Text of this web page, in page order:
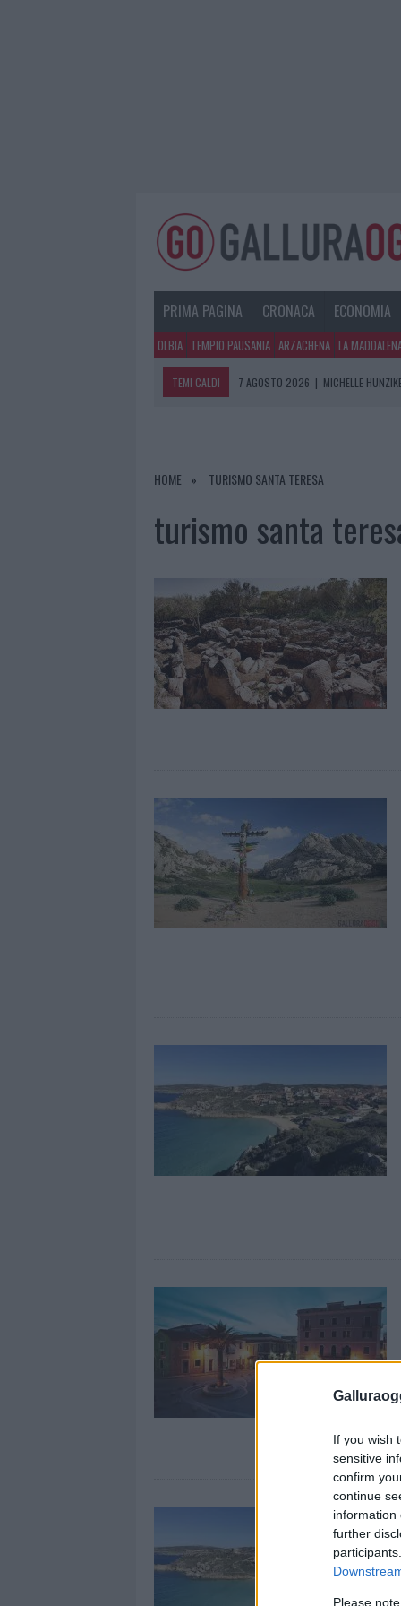
If you wish
sensitive
confirm
continue
information
further
Please
PRIMA PAGINA CRONACA ECONOMIA
OLBIA TEMPIO PAUSANIA ARZACHENA LA
TEMI CALDI 7 AGOSTO 2026 | MICHELLE
7 AGOSTO 2026 | PAUSA CAFFÈ IMPECCABILE:
HOME TURISMO SANTA TERESA
turismo santa